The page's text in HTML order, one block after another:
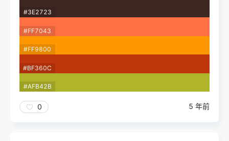
#3E2723
#FF7043
#FF9800
#BF360C
#AFB42B
0 5 年前